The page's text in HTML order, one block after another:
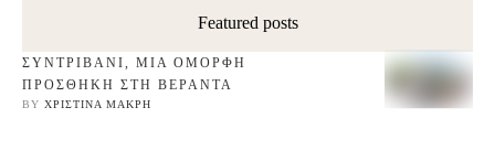
Featured posts
ΣΥΝΤΡΙΒΑΝΙ, ΜΙΑ ΟΜΟΡΦΗ
ΠΡΟΣΘΗΚΗ ΣΤΗ ΒΕΡΑΝΤΑ
BY ΧΡΙΣΤΊΝΑ ΜΑΚΡΉ